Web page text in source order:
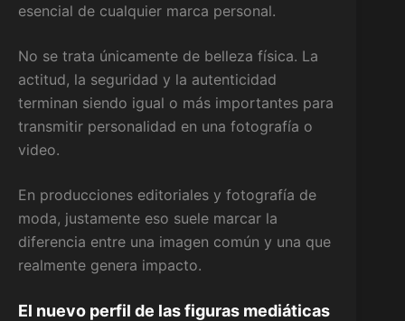
esencial de cualquier marca personal.
No se trata únicamente de belleza física. La
actitud, la seguridad y la autenticidad
terminan siendo igual o más importantes para
transmitir personalidad en una fotografía o
video.
En producciones editoriales y fotografía de
moda, justamente eso suele marcar la
diferencia entre una imagen común y una que
realmente genera impacto.
El nuevo perfil de las figuras mediáticas